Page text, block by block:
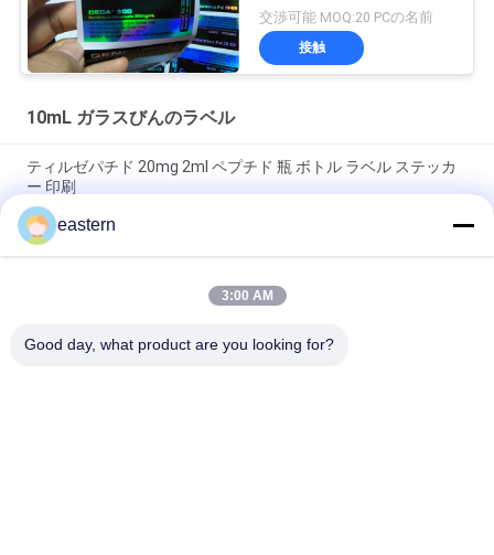
んのラベル
交渉可能 MOQ:20 PCの名前
接触
10mL ガラスびんのラベル
ティルゼパチド 20mg 2ml ペプチド 瓶 ボトル ラベル ステッカ
ー 印刷
GHRP6 5MG 2 mL ボトルラベル ステッカー印刷 ペプチドパウダ
ーラベル用
GHRP6 5MG 2 mL ボトルラベル ステッカー印刷 ペプチドパウダ
eastern
3:00 AM
Good day, what product are you looking for?